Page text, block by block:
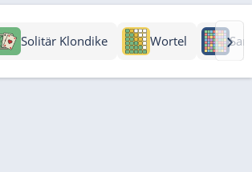
Solitär Klondike Wortel ›